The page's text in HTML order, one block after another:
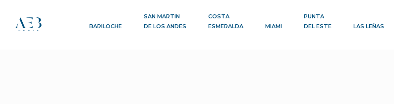
BARILOCHE
SAN MARTIN
DE LOS ANDES
COSTA
ESMERALDA
MIAMI
PUNTA
DEL ESTE
LAS LEÑAS